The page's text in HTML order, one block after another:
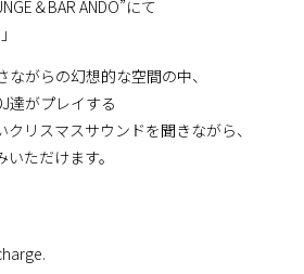
＆BAR ANDO”にて
ながらの幻想的な空間の中、
達がプレイする
リスマスサウンドを聞きながら、
ただけます。